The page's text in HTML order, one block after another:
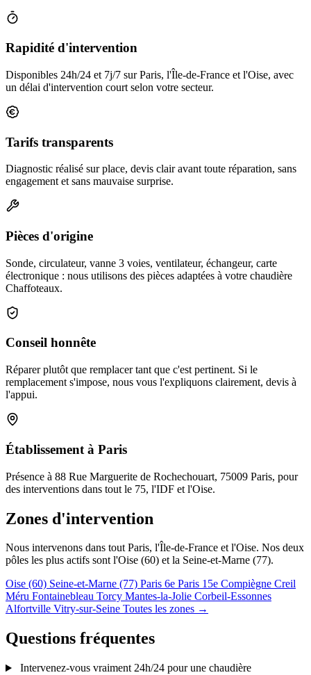
Rapidité d'intervention
Disponibles 24h/24 et 7j/7 sur Paris, l'Île-de-France et l'Oise, avec
un délai d'intervention court selon votre secteur.
Tarifs transparents
Diagnostic réalisé sur place, devis clair avant toute réparation, sans
engagement et sans mauvaise surprise.
Pièces d'origine
Sonde, circulateur, vanne 3 voies, ventilateur, échangeur, carte
électronique : nous utilisons des pièces adaptées à votre chaudière
Chaffoteaux.
Conseil honnête
Réparer plutôt que remplacer tant que c'est pertinent. Si le
remplacement s'impose, nous vous l'expliquons clairement, devis à
l'appui.
Établissement à Paris
Présence à 88 Rue Marguerite de Rochechouart, 75009 Paris, pour
des interventions dans tout le 75, l'IDF et l'Oise.
Zones d'intervention
Nous intervenons dans tout Paris, l'Île-de-France et l'Oise. Nos deux
pôles les plus actifs sont l'Oise (60) et la Seine-et-Marne (77).
Oise (60) Seine-et-Marne (77) Paris 6e Paris 15e Compiègne Creil
Méru Fontainebleau Torcy Mantes-la-Jolie Corbeil-Essonnes
Alfortville Vitry-sur-Seine Toutes les zones →
Questions fréquentes
Intervenez-vous vraiment 24h/24 pour une chaudière